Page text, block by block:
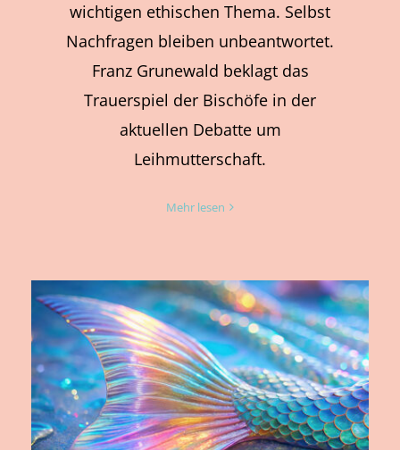
wichtigen ethischen Thema. Selbst
Nachfragen bleiben unbeantwortet.
Franz Grunewald beklagt das
Trauerspiel der Bischöfe in der
aktuellen Debatte um
Leihmutterschaft.
Mehr lesen